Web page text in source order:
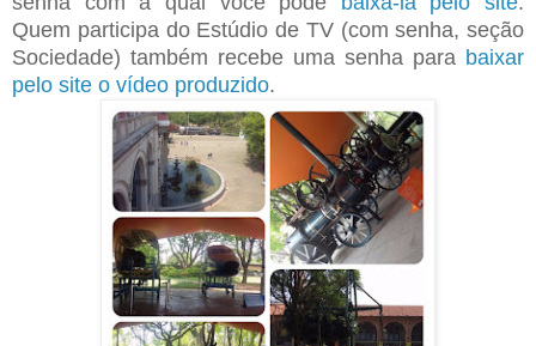
Quem participa do Estúdio de TV (com senha, seção
Sociedade) também recebe uma senha para baixar
pelo site o vídeo produzido.